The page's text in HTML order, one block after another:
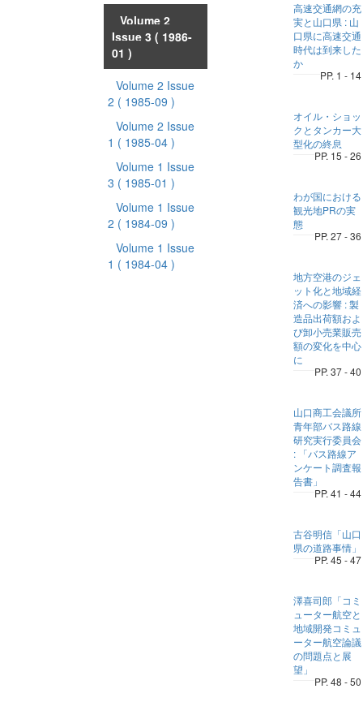
Volume 2
Issue 3 ( 1986-
01 )
Volume 2 Issue
2 ( 1985-09 )
Volume 2 Issue
1 ( 1985-04 )
Volume 1 Issue
3 ( 1985-01 )
Volume 1 Issue
2 ( 1984-09 )
Volume 1 Issue
1 ( 1984-04 )
高速交通網の充
実と山口県 : 山
口県に高速交通
時代は到来した
か
PP. 1 - 14
オイル・ショッ
クとタンカー大
型化の終息
PP. 15 - 26
わが国における
観光地PRの実
態
PP. 27 - 36
地方空港のジェ
ット化と地域経
済への影響 : 製
造品出荷額およ
び卸小売業販売
額の変化を中心
に
PP. 37 - 40
山口商工会議所
青年部バス路線
研究実行委員会
: 「バス路線ア
ンケート調査報
告書」
PP. 41 - 44
古谷明信「山口
県の道路事情」
PP. 45 - 47
澤喜司郎「コミ
ューター航空と
地域開発コミュ
ーター航空論議
の問題点と展
望」
PP. 48 - 50